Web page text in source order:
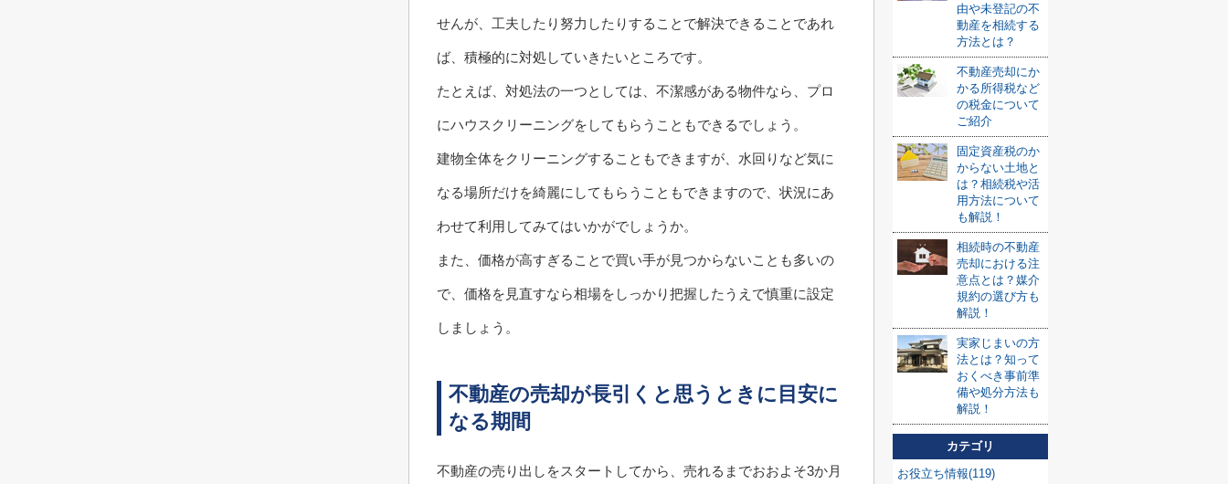
せんが、工夫したり努力したりすることで解決できることであれ
ば、積極的に対処していきたいところです。
たとえば、対処法の一つとしては、不潔感がある物件なら、プロ
にハウスクリーニングをしてもらうこともできるでしょう。
建物全体をクリーニングすることもできますが、水回りなど気に
なる場所だけを綺麗にしてもらうこともできますので、状況にあ
わせて利用してみてはいかがでしょうか。
また、価格が高すぎることで買い手が見つからないことも多いの
で、価格を見直すなら相場をしっかり把握したうえで慎重に設定
しましょう。
不動産の売却が長引くと思うときに目安に
なる期間
不動産の売り出しをスタートしてから、売れるまでおおよそ3か月
由や未登記の不
動産を相続する
方法とは？
不動産売却にか
かる所得税など
の税金について
ご紹介
固定資産税のか
からない土地と
は？相続税や活
用方法について
も解説！
相続時の不動産
売却における注
意点とは？媒介
規約の選び方も
解説！
実家じまいの方
法とは？知って
おくべき事前準
備や処分方法も
解説！
カテゴリ
お役立ち情報(119)